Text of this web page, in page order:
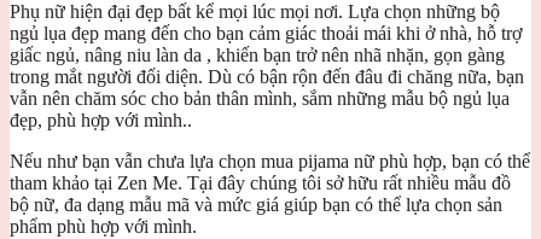
Phụ nữ hiện đại đẹp bất kể mọi lúc mọi nơi. Lựa chọn những bộ
ngủ lụa đẹp mang đến cho bạn cảm giác thoải mái khi ở nhà, hỗ trợ
giấc ngủ, nâng niu làn da , khiến bạn trở nên nhã nhặn, gọn gàng
trong mắt người đối diện. Dù có bận rộn đến đâu đi chăng nữa, bạn
vẫn nên chăm sóc cho bản thân mình, sắm những mẫu bộ ngủ lụa
đẹp, phù hợp với mình..
Nếu như bạn vẫn chưa lựa chọn mua pijama nữ phù hợp, bạn có thể
tham khảo tại Zen Me. Tại đây chúng tôi sở hữu rất nhiều mẫu đồ
bộ nữ, đa dạng mẫu mã và mức giá giúp bạn có thể lựa chọn sản
phẩm phù hợp với mình.